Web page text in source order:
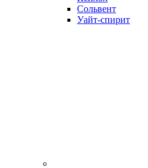
Сольвент
Уайт-спирит